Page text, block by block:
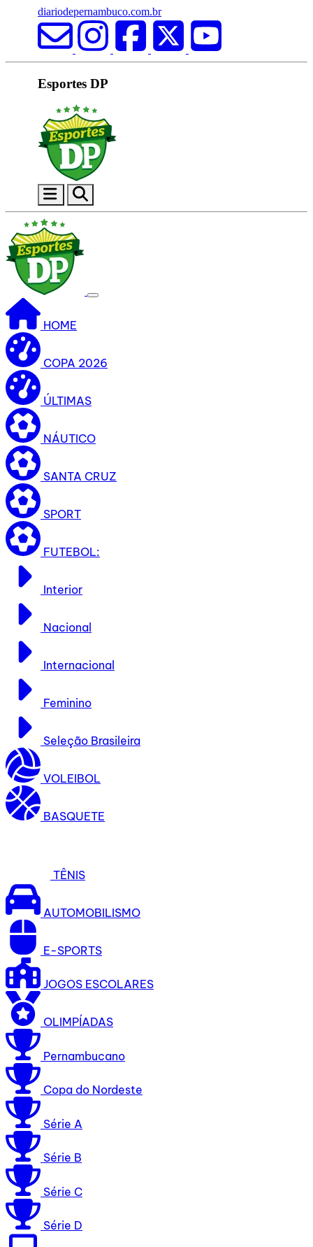
diariodepernambuco.com.br
Esportes DP
HOME
COPA 2026
ÚLTIMAS
NÁUTICO
SANTA CRUZ
SPORT
FUTEBOL:
Interior
Nacional
Internacional
Feminino
Seleção Brasileira
VOLEIBOL
BASQUETE
TÊNIS
AUTOMOBILISMO
E-SPORTS
JOGOS ESCOLARES
OLIMPÍADAS
Pernambucano
Copa do Nordeste
Série A
Série B
Série C
Série D